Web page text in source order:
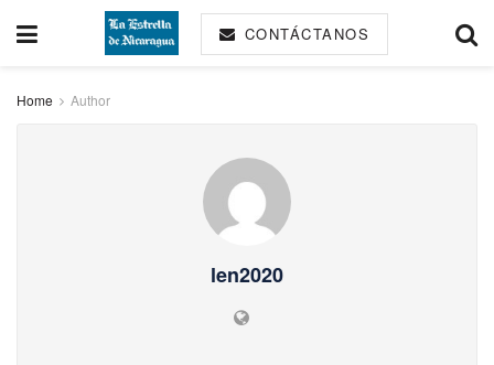
CONTÁCTANOS
Home Author
len2020